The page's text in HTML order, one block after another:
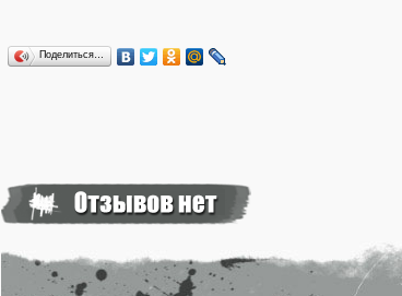
Поделиться…